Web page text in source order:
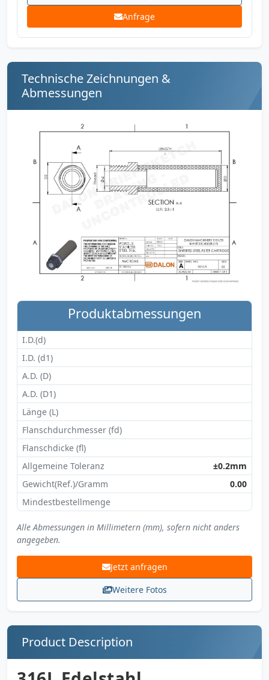
Anfrage
Technische Zeichnungen &
Abmessungen
Produktabmessungen
I.D.(d)
I.D. (d1)
A.D. (D)
A.D. (D1)
Länge (L)
Flanschdurchmesser (fd)
Flanschdicke (fl)
Allgemeine Toleranz
±0.2mm
Gewicht(Ref.)/Gramm
0.00
Mindestbestellmenge
Alle Abmessungen in Millimetern (mm), sofern nicht anders
angegeben.
Jetzt anfragen
Weitere Fotos
Product Description